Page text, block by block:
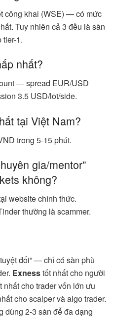
công khai (WSE) — có mức
Tuy nhiên cả 3 đều là sàn
tier-1.
nhất?
— spread EUR/USD
3.5 USD/lot/side.
tại Việt Nam?
trong 5-15 phút.
gia/mentor”
không?
website chính thức.
thường là scammer.
đối” — chỉ có sàn phù
Exnesstốt nhất cho người
nhất cho trader vốn lớn ưu
cho scalper và algo trader.
dùng 2-3 sàn để đa dạng